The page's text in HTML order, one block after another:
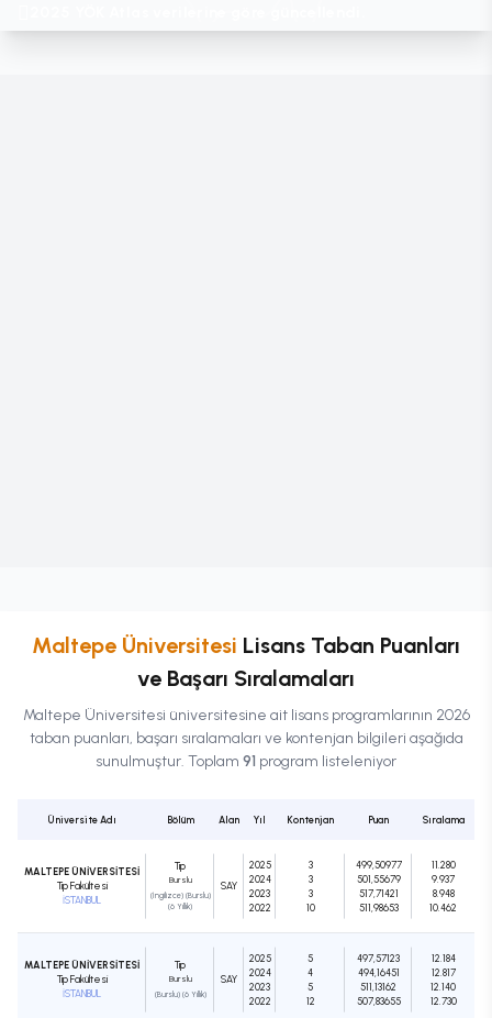
Maltepe Üniversitesi Lisans Taban Puanları
ve Başarı Sıralamaları
Maltepe Üniversitesi üniversitesine ait lisansprogramlarının 2026
taban puanları, başarı sıralamaları ve kontenjan bilgileri aşağıda
sunulmuştur. Toplam 91 program listeleniyor
Üniversite Adı Bölüm Alan Yıl Kontenjan Puan Sıralama
MALTEPE ÜNİVERSİTESİ
Tıp Fakültesi
İSTANBUL
Tıp
Burslu
(İngilizce) (Burslu)
(6 Yıllık)
SAY
2025
2024
2023
2022
3
3
3
10
499,50977
501,55679
517,71421
511,98653
11.280
9.937
8.948
10.462
MALTEPE ÜNİVERSİTESİ
Tıp Fakültesi
İSTANBUL
Tıp
Burslu
(Burslu) (6 Yıllık)
SAY
2025
2024
2023
2022
5
4
5
12
497,57123
494,16451
511,13162
507,83655
12.184
12.817
12.140
12.730